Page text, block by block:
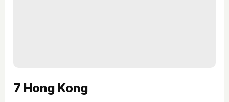
7 Hong Kong